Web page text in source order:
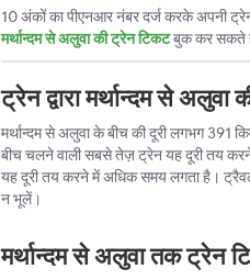
10 अंकों का पीएनआर नंबर दर्ज करके अपनी
मर्थान्दम से अलुवा की ट्रेन टिकटबुक कर सकते
ट्रेन द्वारा मर्थान्दम से अलुवा
मर्थान्दम से अलुवा के बीच की दूरी लगभग 391
बीच चलने वाली सबसे तेज़ ट्रेन यह दूरी तय
यह दूरी तय करने में अधिक समय लगता है।
न भूलें।
मर्थान्दम से अलुवा तक ट्रेन